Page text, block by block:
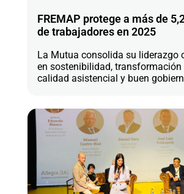
FREMAP protege a más de
de trabajadores en 2025
La Mutua consolida su liderazgo
en sostenibilidad, transformación
calidad asistencial y buen